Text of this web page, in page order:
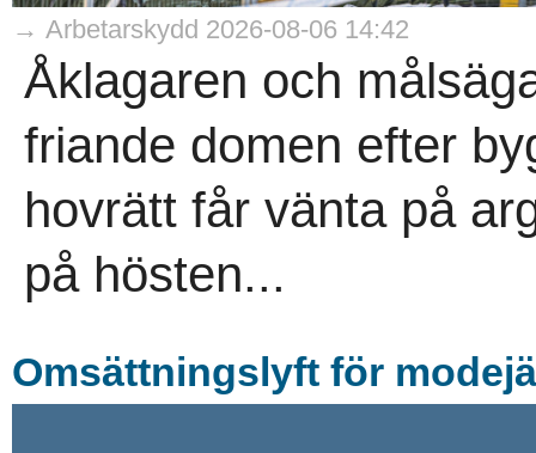
→ Arbetarskydd 2026-08-06 14:42
Åklagaren och
friande domen efter
hovrätt får vänta på
på hösten...
Omsättningslyft för